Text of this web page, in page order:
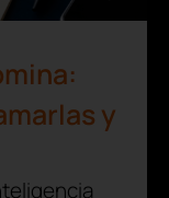
y